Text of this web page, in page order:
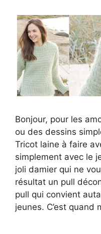
Bonjour, pour les
ou des dessins
Tricot laine à faire
simplement avec le
joli damier qui ne
résultat un pull
pull qui convient
jeunes. C’est quand